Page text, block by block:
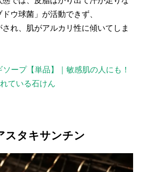
ウ球菌」が活動できず、
れ、肌がアルカリ性に傾いてしま
ープ【単品】｜敏感肌の人にも！
ている石けん
スタキサンチン